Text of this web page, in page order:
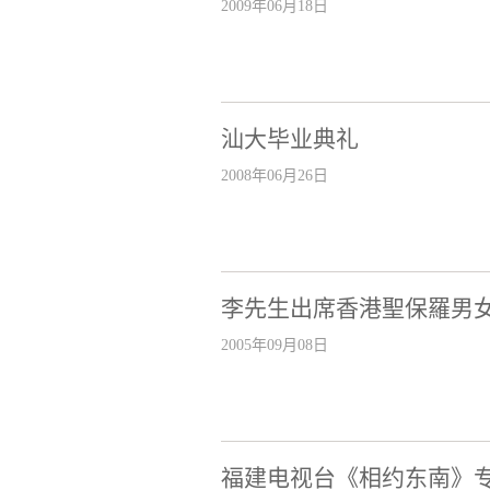
2009年06月18日
汕大毕业典礼
2008年06月26日
李先生出席香港聖保羅男
2005年09月08日
福建电视台《相约东南》